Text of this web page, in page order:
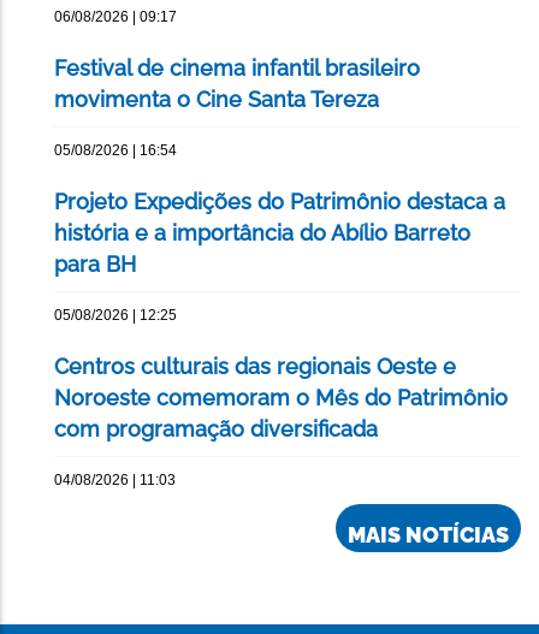
06/08/2026 | 09:17
Festival de cinema infantil brasileiro
movimenta o Cine Santa Tereza
05/08/2026 | 16:54
Projeto Expedições do Patrimônio destaca a
história e a importância do Abílio Barreto
para BH
05/08/2026 | 12:25
Centros culturais das regionais Oeste e
Noroeste comemoram o Mês do Patrimônio
com programação diversificada
04/08/2026 | 11:03
MAIS NOTÍCIAS